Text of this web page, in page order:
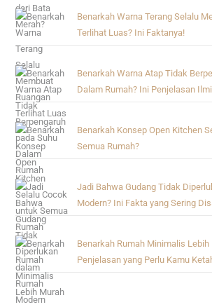
Benarkah Warna Terang Selalu
Terlihat Luas? Ini Faktanya!
Benarkah Warna Atap Tidak
Dalam Rumah? Ini Penjelasan
Benarkah Konsep Open Kitchen
Semua Rumah?
Jadi Bahwa Gudang Tidak
Modern? Ini Fakta yang Sering
Benarkah Rumah Minimalis Lebih
Penjelasan yang Perlu Kamu